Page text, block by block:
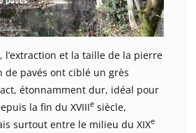
l’extraction et la taille de la pierre
pavés ont ciblé un grès
étonnamment dur, idéal pour
la fin du XVIIIe siècle,
surtout entre le milieu du XIXe